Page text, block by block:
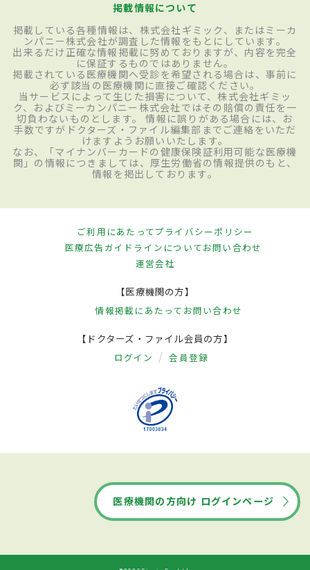
掲載情報について
掲載している各種情報は、株式会社ギミック、またはミーカ
ンパニー株式会社が調査した情報をもとにしています。
出来るだけ正確な情報掲載に努めておりますが、内容を完全
に保証するものではありません。
掲載されている医療機関へ受診を希望される場合は、事前に
必ず該当の医療機関に直接ご確認ください。
当サービスによって生じた損害について、株式会社ギミッ
ク、およびミーカンパニー株式会社ではその賠償の責任を一
切負わないものとします。 情報に誤りがある場合には、お
手数ですがドクターズ・ファイル編集部までご連絡をいただ
けますようお願いいたします。
なお、「マイナンバーカードの健康保険証利用可能な医療機
関」の情報につきましては、厚生労働省の情報提供のもと、
情報を掲出しております。
ご利用にあたってプライバシーポリシー
医療広告ガイドラインについてお問い合わせ
運営会社
【医療機関の方】
情報掲載にあたって お問い合わせ
【ドクターズ・ファイル会員の方】
ログイン 会員登録
医療機関の方向け ログインページ